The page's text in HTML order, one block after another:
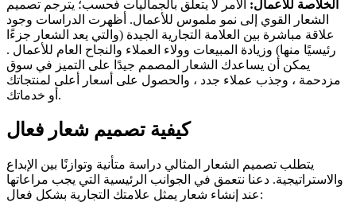
الخلاصة للأعمال: الأمر لا يتعلق بالجماليات فحسب؛ يترجم تصميم
الشعار القوي إلى نمو ملموس للأعمال. أظهرت الدراسات وجود
علاقة مباشرة بين العلامة التجارية الجيدة (والتي يعد الشعار جزءًا
رئيسيًا منها) وزيادة المبيعات وولاء العملاء والنجاح العام للأعمال .
يمكن أن يساعدك الشعار المصمم جيدًا على التميز في سوق
مزدحمة ، وجذب عملاء جدد ، والحصول على أسعار أعلى لمنتجاتك
أو خدماتك.
كيفية تصميم شعار فعال
يتطلب تصميم الشعار المثالي دراسة متأنية وتوازنًا بين الإبداع
والاستراتيجية. دعنا نتعمق في الجوانب الرئيسية التي يجب مراعاتها
عند إنشاء شعار يمثل علامتك التجارية بشكل فعال: